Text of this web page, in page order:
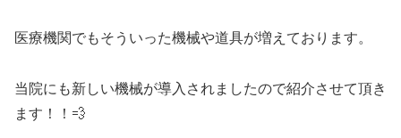
医療機関でもそういった機械や道具が増えております。
当院にも新しい機械が導入されましたので紹介させて頂き
ます！！💨